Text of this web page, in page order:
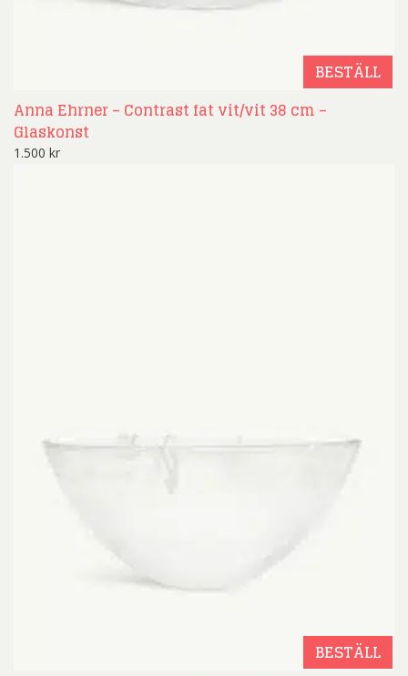
BESTÄLL
Anna Ehrner – Contrast fat vit/vit 38 cm –
Glaskonst
1.500 kr
BESTÄLL